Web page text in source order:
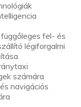
fel- és
légiforgalmi
számára
navigációs